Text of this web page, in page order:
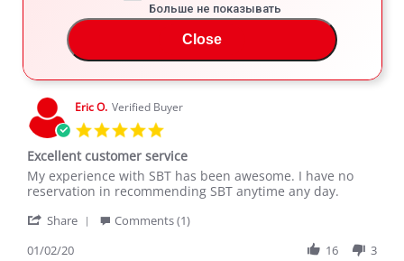
Больше не показывать
Close
4 Reviews
Eric O. Verified Buyer
rating
Excellent customer service
Review
by
O.
2
review
stating
customer
My experience with SBT has been awesome. I have no
reservation in recommending SBT anytime any day.
Share
Comments (1)
01/02/20
16 3